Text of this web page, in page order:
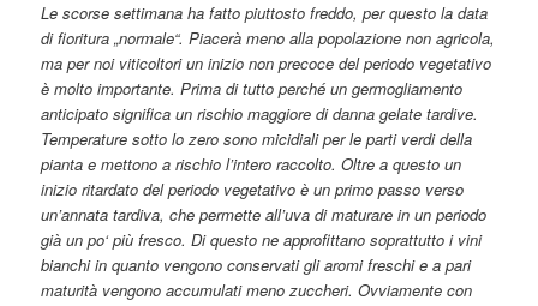
Le scorse settimana ha fatto piuttosto freddo, per questo la data
di fioritura „normale“. Piacerà meno alla popolazione non agricola,
ma per noi viticoltori un inizio non precoce del periodo vegetativo
è molto importante. Prima di tutto perché un germogliamento
anticipato significa un rischio maggiore di danna gelate tardive.
Temperature sotto lo zero sono micidiali per le parti verdi della
pianta e mettono a rischio l’intero raccolto. Oltre a questo un
inizio ritardato del periodo vegetativo è un primo passo verso
un’annata tardiva, che permette all’uva di maturare in un periodo
già un po‘ più fresco. Di questo ne approfittano soprattutto i vini
bianchi in quanto vengono conservati gli aromi freschi e a pari
maturità vengono accumulati meno zuccheri. Ovviamente con